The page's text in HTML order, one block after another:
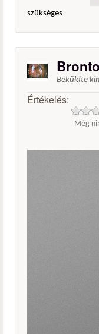
szükséges
Beküldte
Értékelés:
Még